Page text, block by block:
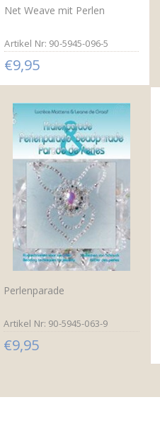
Net Weave mit Perlen
Artikel Nr: 90-5945-096-5
€9,95
Perlenparade
Artikel Nr: 90-5945-063-9
€9,95